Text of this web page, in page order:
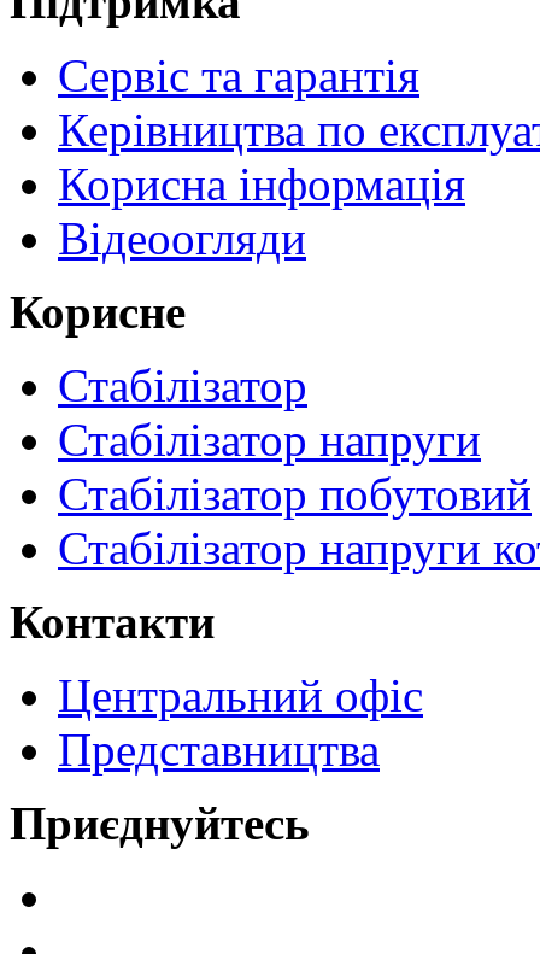
Сервіс та гарантія
Керівництва по
Корисна інформація
Відеоогляди
Корисне
Стабілізатор
Стабілізатор напруги
Стабілізатор побутовий
Стабілізатор напруги
Контакти
Центральний офіс
Представництва
Приєднуйтесь